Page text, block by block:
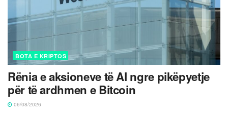
BOTA E KRIPTOS
Rënia e aksioneve të AI ngre pikëpyetje
për të ardhmen e Bitcoin
06/08/2026